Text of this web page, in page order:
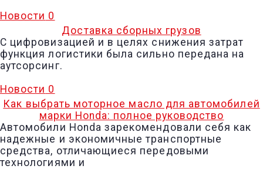
Новости 0
Доставка сборных грузов
С цифровизацией и в целях снижения затрат
функция логистики была сильно передана на
аутсорсинг.
Новости 0
Как выбрать моторное масло для автомобилей
марки Honda: полное руководство
Автомобили Honda зарекомендовали себя как
надежные и экономичные транспортные
средства, отличающиеся передовыми
технологиями и